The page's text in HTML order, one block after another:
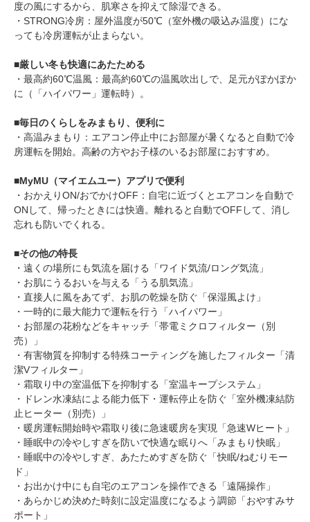
度の風にするから、肌寒さを抑えて除湿できる。
・STRONG冷房：屋外温度が50℃（室外機の吸込み温度）にな
っても冷房運転が止まらない。
■厳しい冬も快適にあたためる
・最高約60℃温風：最高約60℃の温風吹出しで、足元がぽかぽか
に（「ハイパワー」運転時）。
■毎日のくらしをみまもり、便利に
・高温みまもり：エアコン停止中にお部屋が暑くなると自動で冷
房運転を開始。高齢の方やお子様のいるお部屋におすすめ。
■MyMU（マイエムユー）アプリで便利
・おかえりON/おでかけOFF：自宅に近づくとエアコンを自動で
ONして、帰ったときには快適。離れると自動でOFFして、消し
忘れも防いでくれる。
■その他の特長
・遠くの場所にも気流を届ける「ワイド気流/ロング気流」
・お肌にうるおいを与える「うる肌気流」
・直接人に風をあてず、お肌の乾燥を防ぐ「保湿風よけ」
・一時的に最大能力で運転を行う「ハイパワー」
・お部屋の花粉などをキャッチ「帯電ミクロフィルター（別
売）」
・有害物質を抑制する特殊コーティングを施したフィルター「清
潔Vフィルター」
・霜取り中の室温低下を抑制する「室温キープシステム」
・ドレン水凍結による能力低下・運転停止を防ぐ「室外機凍結防
止ヒーター（別売）」
・暖房運転開始時や霜取り後に急速暖房を実現「急速Wヒート」
・睡眠中の冷やしすぎを防いで快適な眠りへ「みまもり快眠」
・睡眠中の冷やしすぎ、あたためすぎを防ぐ「快眠/ねむりモー
ド」
・お出かけ中にも自宅のエアコンを操作できる「遠隔操作」
・あらかじめ決めた時刻に設定温度になるよう調節「おやすみサ
ポート」